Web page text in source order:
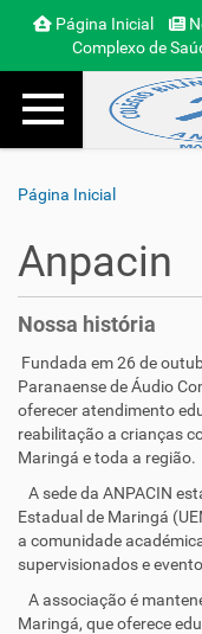
Página Inicial
Complexo de
e
Toggle navigation
Página Inicial
Anpacin
Nossa história
Fundada em 26 de
Paranaense de Áudio
oferecer atendimento
reabilitação a crianças
Maringá e toda a região.
A sede da ANPACIN
Estadual de Maringá
a comunidade
supervisionados e
A associação é
Maringá, que oferece